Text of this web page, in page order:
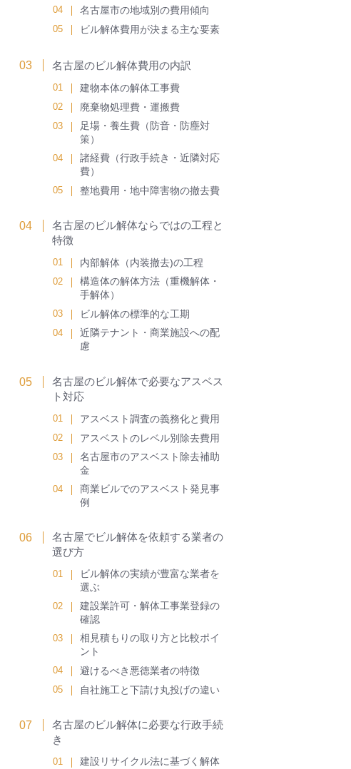
名古屋市の地域別の費用傾向
ビル解体費用が決まる主な要素
名古屋のビル解体費用の内訳
建物本体の解体工事費
廃棄物処理費・運搬費
足場・養生費（防音・防塵対
策）
諸経費（行政手続き・近隣対応
費）
整地費用・地中障害物の撤去費
名古屋のビル解体ならではの工程と
特徴
内部解体（内装撤去)の工程
構造体の解体方法（重機解体・
手解体）
ビル解体の標準的な工期
近隣テナント・商業施設への配
慮
名古屋のビル解体で必要なアスベス
ト対応
アスベスト調査の義務化と費用
アスベストのレベル別除去費用
名古屋市のアスベスト除去補助
金
商業ビルでのアスベスト発見事
例
名古屋でビル解体を依頼する業者の
選び方
ビル解体の実績が豊富な業者を
選ぶ
建設業許可・解体工事業登録の
確認
相見積もりの取り方と比較ポイ
ント
避けるべき悪徳業者の特徴
自社施工と下請け丸投げの違い
名古屋のビル解体に必要な行政手続
き
建設リサイクル法に基づく解体